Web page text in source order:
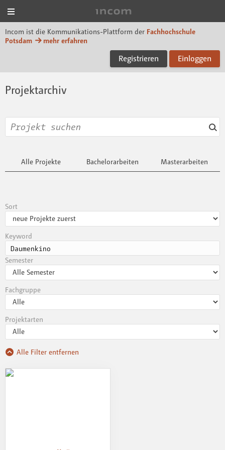
Incom ist die Kommunikations-Plattform der Fachhochschule
Potsdam
mehr erfahren
Registrieren Einloggen
Projektarchiv
Alle Projekte Bachelorarbeiten Masterarbeiten
Sort
Keyword
Semester
Fachgruppe
Projektarten
Alle Filter entfernen